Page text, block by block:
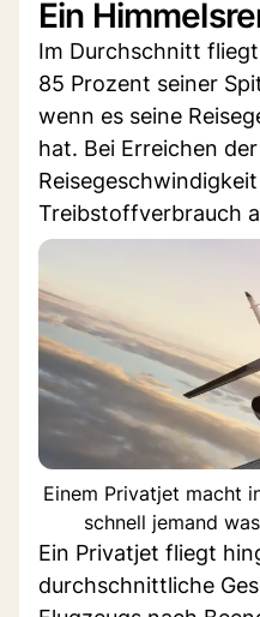
Ein
Im Durchschnitt
85 Prozent seiner
wenn es seine
hat. Bei Erreichen
Treibstoffverbrauch
Einem Privatjet macht
schnell jemand
Ein Privatjet fliegt
durchschnittliche